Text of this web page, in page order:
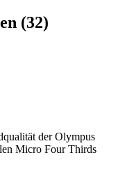
(32)
der Olympus
Micro Four Thirds